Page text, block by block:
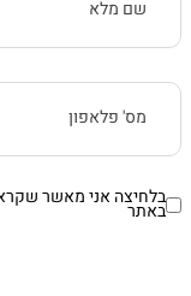
בלחיצה אני מאשר
באתר